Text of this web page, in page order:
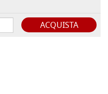
ACQUISTA